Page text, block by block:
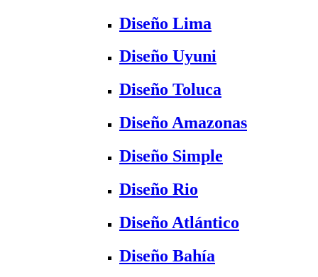
Diseño Lima
Diseño Uyuni
Diseño Toluca
Diseño Amazonas
Diseño Simple
Diseño Rio
Diseño Atlántico
Diseño Bahía